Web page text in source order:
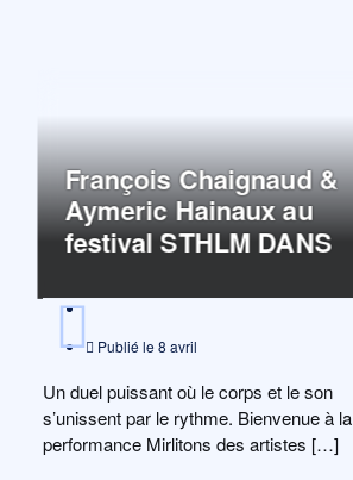
François Chaignaud &
Aymeric Hainaux au
festival STHLM DANS
Publié le 8 avril
Un duel puissant où le corps et le son
s’unissent par le rythme. Bienvenue à la
performance Mirlitons des artistes […]